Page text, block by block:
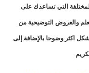
التي تساعدك على
والعروض التوضيحية من
اكثر وضوحا بالإضافة إلى